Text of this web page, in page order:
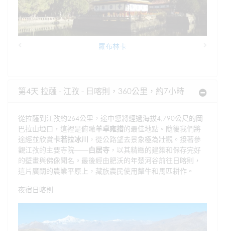
羅布林卡
第4天 拉薩 - 江孜 - 日喀則，360公里，約7小時
從拉薩到江孜約264公里，途中您將經過海拔4,790公尺的岡
巴拉山埡口，這裡是俯瞰羊卓雍措的最佳地點。隨後我們將
途經並欣賞卡若拉冰川
，從公路望去景象極為壯觀。接著參
觀江孜的主要寺院——白居寺 ，以其精緻的建築和保存完好
的壁畫與佛像聞名。最後經由肥沃的年楚河谷前往日喀則，
這片廣闊的農業平原上，藏族農民使用犛牛和馬匹耕作。
夜宿日喀則